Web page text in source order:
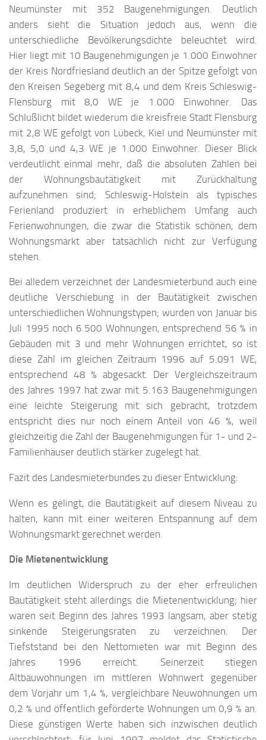
Neumünster mit 352 Baugenehmigungen. Deutlich
anders sieht die Situation jedoch aus, wenn die
unterschiedliche Bevölkerungsdichte beleuchtet wird.
Hier liegt mit 10 Baugenehmigungen je 1.000 Einwohner
der Kreis Nordfriesland deutlich an der Spitze gefolgt von
den Kreisen Segeberg mit 8,4 und dem Kreis Schleswig-
Flensburg mit 8,0 WE je 1.000 Einwohner. Das
Schlußlicht bildet wiederum die kreisfreie Stadt Flensburg
mit 2,8 WE gefolgt von Lübeck, Kiel und Neumünster mit
3,8, 5,0 und 4,3 WE je 1.000 Einwohner. Dieser Blick
verdeutlicht einmal mehr, daß die absoluten Zahlen bei
der Wohnungsbautätigkeit mit Zurückhaltung
aufzunehmen sind; Schleswig-Holstein als typisches
Ferienland produziert in erheblichem Umfang auch
Ferienwohnungen, die zwar die Statistik schönen, dem
Wohnungsmarkt aber tatsächlich nicht zur Verfügung
stehen.
Bei alledem verzeichnet der Landesmieterbund auch eine
deutliche Verschiebung in der Bautätigkeit zwischen
unterschiedlichen Wohnungstypen; wurden von Januar bis
Juli 1995 noch 6.500 Wohnungen, entsprechend 56 % in
Gebäuden mit 3 und mehr Wohnungen errichtet, so ist
diese Zahl im gleichen Zeitraum 1996 auf 5.091 WE,
entsprechend 48 % abgesackt. Der Vergleichszeitraum
des Jahres 1997 hat zwar mit 5.163 Baugenehmigungen
eine leichte Steigerung mit sich gebracht, trotzdem
entspricht dies nur noch einem Anteil von 46 %, weil
gleichzeitig die Zahl der Baugenehmigungen für 1- und 2-
Familienhäuser deutlich stärker zugelegt hat.
Fazit des Landesmieterbundes zu dieser Entwicklung:
Wenn es gelingt, die Bautätigkeit auf diesem Niveau zu
halten, kann mit einer weiteren Entspannung auf dem
Wohnungsmarkt gerechnet werden.
Die Mietenentwicklung
Im deutlichen Widerspruch zu der eher erfreulichen
Bautätigkeit steht allerdings die Mietenentwicklung; hier
waren seit Beginn des Jahres 1993 langsam, aber stetig
sinkende Steigerungsraten zu verzeichnen. Der
Tiefststand bei den Nettomieten war mit Beginn des
Jahres 1996 erreicht. Seinerzeit stiegen
Altbauwohnungen im mittleren Wohnwert gegenüber
dem Vorjahr um 1,4 %, vergleichbare Neuwohnungen um
0,2 % und öffentlich geförderte Wohnungen um 0,9 % an.
Diese günstigen Werte haben sich inzwischen deutlich